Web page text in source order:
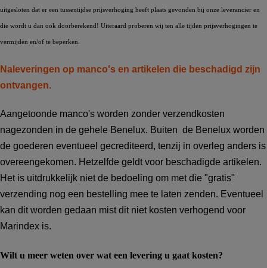
uitgesloten dat er een tussentijdse prijsverhoging heeft plaats gevonden bij onze leverancier en
die wordt u dan ook doorberekend! Uiteraard proberen wij ten alle tijden prijsverhogingen te
vermijden en/of te beperken.
Naleveringen op manco's en artikelen die beschadigd zijn
ontvangen.
Aangetoonde manco's worden zonder verzendkosten
nagezonden in de gehele Benelux. Buiten de Benelux worden
de goederen eventueel gecrediteerd, tenzij in overleg anders is
overeengekomen. Hetzelfde geldt voor beschadigde artikelen.
Het is uitdrukkelijk niet de bedoeling om met die "gratis"
verzending nog een bestelling mee te laten zenden. Eventueel
kan dit worden gedaan mist dit niet kosten verhogend voor
Marindex is.
Wilt u meer weten over wat een levering u gaat kosten?